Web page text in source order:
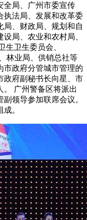
全局、广州市委宣传
执法局、发展和改革委
局、财政局、规划和自
局、农业和农村局、
生卫生委员会、
林业局、供销总社等
市政府分管城市管理的
政府副秘书长向星、市
。 广州警备区将派出
领导参加联席会议。
。